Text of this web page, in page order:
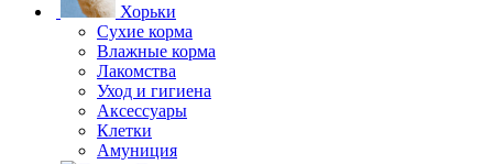
Хорьки
Сухие корма
Влажные корма
Лакомства
Уход и гигиена
Аксессуары
Клетки
Амуниция